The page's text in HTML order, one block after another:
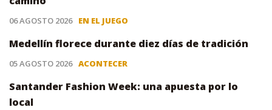
06 AGOSTO 2026 EN EL JUEGO
Medellín florece durante diez días de tradición
05 AGOSTO 2026 ACONTECER
Santander Fashion Week: una apuesta por lo
local